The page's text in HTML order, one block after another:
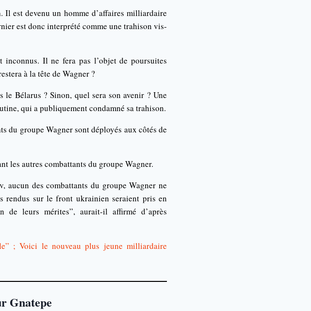
est devenu un homme d’affaires milliardaire
est donc interprété comme une trahison vis-
Il ne fera pas l’objet de poursuites
à la tête de Wagner ?
Bélarus ? Sinon, quel sera son avenir ? Une
qui a publiquement condamné sa trahison.
du groupe Wagner sont déployés aux côtés de
les autres combattants du groupe Wagner.
aucun des combattants du groupe Wagner ne
sur le front ukrainien seraient pris en
de leurs mérites”, aurait-il affirmé d’après
; Voici le nouveau plus jeune milliardaire
Gnatepe